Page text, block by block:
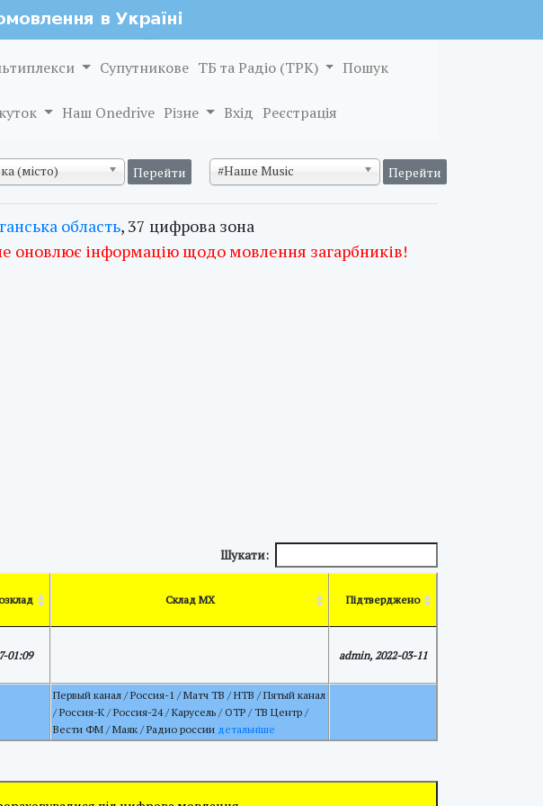
Супутникове ТБ та Радіо (ТРК) Пошук
Наш Onedrive Різне Вхід Реєстрація
(місто) #Наше Music
область, 37 цифрова зона
оновлює інформацію щодо мовлення загарбників!
Шукати:
Склад МХ Підтверджено
01:09 admin, 2022-03-11
Первый канал / Россия-1 / Матч ТВ / НТВ / Пятый канал
/ Россия-К / Россия-24 / Карусель / ОТР / ТВ Центр /
Вести ФМ / Маяк / Радио россии детальніше